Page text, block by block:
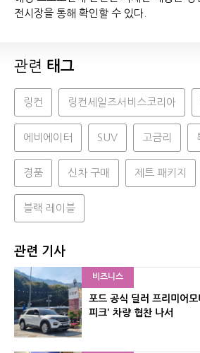
전시장을 통해 확인할 수 있다.
관련 태그
링컨 링컨세일즈서비스코리아
에비에이터 SUV 고금리
경품 신차 구매 제트 패키지
블랙 레이블
관련 기사
비즈니스
포드 공식 딜러 프리미어
피크' 차량 협찬 나서